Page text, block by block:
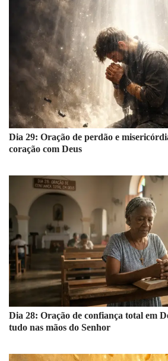
Dia 29: Oração de perdão e
coração com Deus
Dia 28: Oração de confiança total em
tudo nas mãos do Senhor